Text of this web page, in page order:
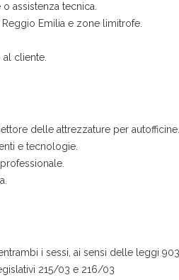
assistenza tecnica.
Emilia e zone limitrofe.
cliente.
delle attrezzature per autofficine.
e tecnologie.
i sessi, ai sensi delle leggi
215/03 e 216/03